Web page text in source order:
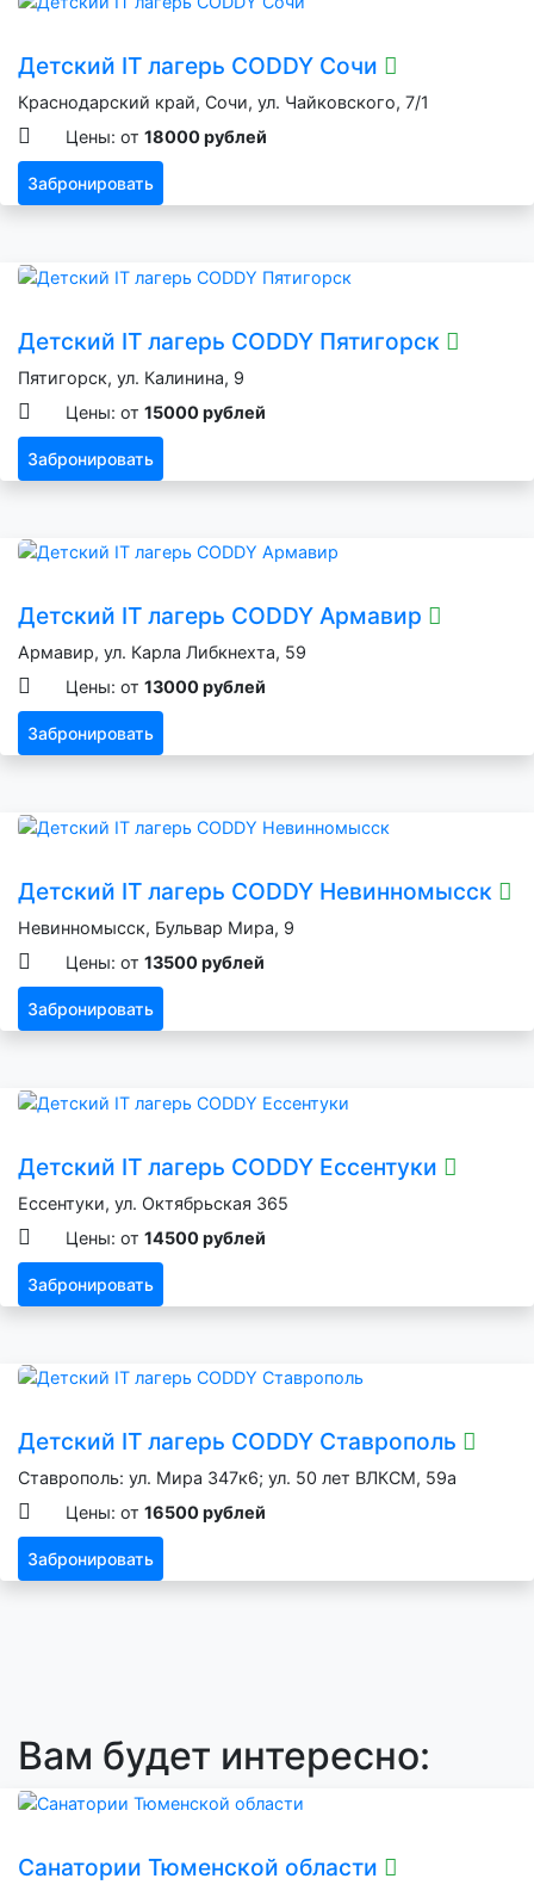
Детский IT лагерь CODDY Сочи
Краснодарский край, Сочи, ул. Чайковского, 7/1
Цены: от 18000 рублей
Забронировать
Детский IT лагерь CODDY Пятигорск
Пятигорск, ул. Калинина, 9
Цены: от 15000 рублей
Забронировать
Детский IT лагерь CODDY Армавир
Армавир, ул. Карла Либкнехта, 59
Цены: от 13000 рублей
Забронировать
Детский IT лагерь CODDY Невинномысск
Невинномысск, Бульвар Мира, 9
Цены: от 13500 рублей
Забронировать
Детский IT лагерь CODDY Ессентуки
Ессентуки, ул. Октябрьская 365
Цены: от 14500 рублей
Забронировать
Детский IT лагерь CODDY Ставрополь
Ставрополь: ул. Мира 347к6; ул. 50 лет ВЛКСМ, 59а
Цены: от 16500 рублей
Забронировать
Вам будет интересно:
Санатории Тюменской области